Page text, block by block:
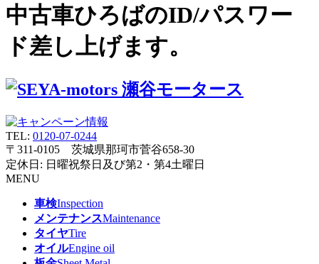
中古車ひろばのID/パスワー
ド差し上げます。
TEL: 0120-07-0244
〒311-0105 茨城県那珂市菅谷658-30
定休日: 日曜祝祭日及び第2・第4土曜日
MENU
車検Inspection
メンテナンスMaintenance
タイヤTire
オイルEngine oil